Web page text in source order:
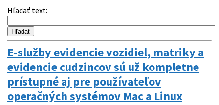
Hľadať text:
E-služby evidencie vozidiel, matriky a
evidencie cudzincov sú už kompletne
prístupné aj pre používateľov
operačných systémov Mac a Linux